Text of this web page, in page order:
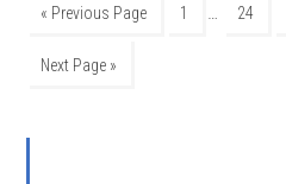
« Previous Page 1 … 24
Next Page »